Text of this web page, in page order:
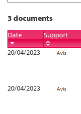
3 documents
Date Support
20/04/2023
Avis
20/04/2023
Avis